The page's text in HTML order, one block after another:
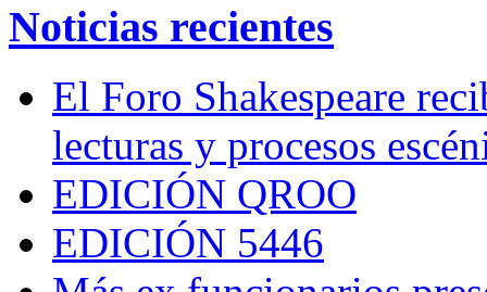
Noticias recientes
El Foro Shakespeare
lecturas y procesos
EDICIÓN QROO
EDICIÓN 5446